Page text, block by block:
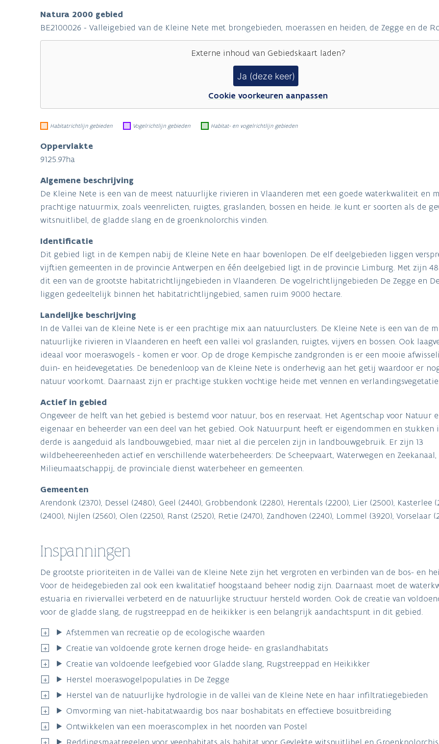
Natura 2000 gebied
BE2100026 - Valleigebied van de Kleine Nete met brongebieden, moerassen en heiden, de Zegge en de
Externe inhoud van Gebiedskaartladen?
Ja (deze keer)
Cookie voorkeuren aanpassen
Habitatrichtlijn gebieden Vogelrichtlijn gebieden Habitat- en vogelrichtlijn gebieden
Oppervlakte
9125.97ha
Algemene beschrijving
De Kleine Nete is een van de meest natuurlijke rivieren in Vlaanderen met een goede waterkwaliteit en
prachtige natuurmix, zoals veenrelicten, ruigtes, graslanden, bossen en heide. Je kunt er soorten als de
witsnuitlibel, de gladde slang en de groenknolorchis vinden.
Identificatie
Dit gebied ligt in de Kempen nabij de Kleine Nete en haar bovenlopen. De elf deelgebieden liggen
vijftien gemeenten in de provincie Antwerpen en één deelgebied ligt in de provincie Limburg. Met zijn
dit een van de grootste habitatrichtlijngebieden in Vlaanderen. De vogelrichtlijngebieden De Zegge en
liggen gedeeltelijk binnen het habitatrichtlijngebied, samen ruim 9000 hectare.
Landelijke beschrijving
In de Vallei van de Kleine Nete is er een prachtige mix aan natuurclusters. De Kleine Nete is een van de
natuurlijke rivieren in Vlaanderen en heeft een vallei vol graslanden, ruigtes, vijvers en bossen. Ook
ideaal voor moerasvogels - komen er voor. Op de droge Kempische zandgronden is er een mooie
duin- en heidevegetaties. De benedenloop van de Kleine Nete is onderhevig aan het getij waardoor er
natuur voorkomt. Daarnaast zijn er prachtige stukken vochtige heide met vennen en
Actief in gebied
Ongeveer de helft van het gebied is bestemd voor natuur, bos en reservaat. Het Agentschap voor Natuur
eigenaar en beheerder van een deel van het gebied. Ook Natuurpunt heeft er eigendommen en stukken
derde is aangeduid als landbouwgebied, maar niet al die percelen zijn in landbouwgebruik. Er zijn 13
wildbeheereenheden actief en verschillende waterbeheerders: De Scheepvaart, Waterwegen en Zeekanaal,
Milieumaatschappij, de provinciale dienst waterbeheer en gemeenten.
Gemeenten
Arendonk (2370), Dessel (2480), Geel (2440), Grobbendonk (2280), Herentals (2200), Lier (2500), Kasterlee
(2400), Nijlen (2560), Olen (2250), Ranst (2520), Retie (2470), Zandhoven (2240), Lommel (3920), Vorselaar
Inspanningen
De grootste prioriteiten in de Vallei van de Kleine Nete zijn het vergroten en verbinden van de bos- en
Voor de heidegebieden zal ook een kwalitatief hoogstaand beheer nodig zijn. Daarnaast moet de
estuaria en riviervallei verbeterd en de natuurlijke structuur hersteld worden. Ook de creatie van
voor de gladde slang, de rugstreeppad en de heikikker is een belangrijk aandachtspunt in dit gebied.
Afstemmen van recreatie op de ecologische waarden
Creatie van voldoende grote kernen droge heide- en graslandhabitats
Creatie van voldoende leefgebied voor Gladde slang, Rugstreeppad en Heikikker
Herstel moerasvogelpopulaties in De Zegge
Herstel van de natuurlijke hydrologie in de vallei van de Kleine Nete en haar infiltratiegebieden
Omvorming van niet-habitatwaardig bos naar boshabitats en effectieve bosuitbreiding
Ontwikkelen van een moerascomplex in het noorden van Postel